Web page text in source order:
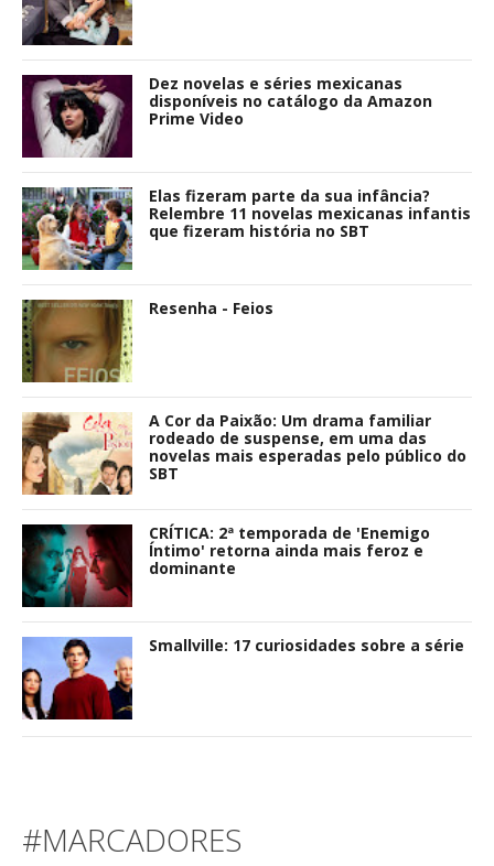
Dez novelas e séries mexicanas
disponíveis no catálogo da Amazon
Prime Video
Elas fizeram parte da sua infância?
Relembre 11 novelas mexicanas infantis
que fizeram história no SBT
Resenha - Feios
A Cor da Paixão: Um drama familiar
rodeado de suspense, em uma das
novelas mais esperadas pelo público do
SBT
CRÍTICA: 2ª temporada de 'Enemigo
Íntimo' retorna ainda mais feroz e
dominante
Smallville: 17 curiosidades sobre a série
#MARCADORES